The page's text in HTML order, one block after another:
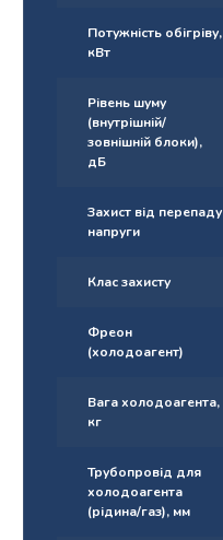
Потужність обігріву,
кВт
Рівень шуму
(внутрішній/
зовнішній блоки),
дБ
Захист від перепаду
напруги
Клас захисту
Фреон
(холодоагент)
Вага холодоагента,
кг
Трубопровід для
холодоагента​
(рідина/газ), мм